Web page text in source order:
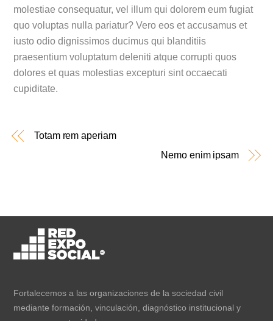
molestiae consequatur, vel illum qui dolorem eum fugiat
quo voluptas nulla pariatur? Vero eos et accusamus et
iusto odio dignissimos ducimus qui blanditiis
praesentium voluptatum deleniti atque corrupti quos
dolores et quas molestias excepturi sint occaecati
cupiditate.
Totam rem aperiam
Nemo enim ipsam
Fortalecemos a las organizaciones de la sociedad civil
mediante formación, vinculación, diagnóstico institucional y